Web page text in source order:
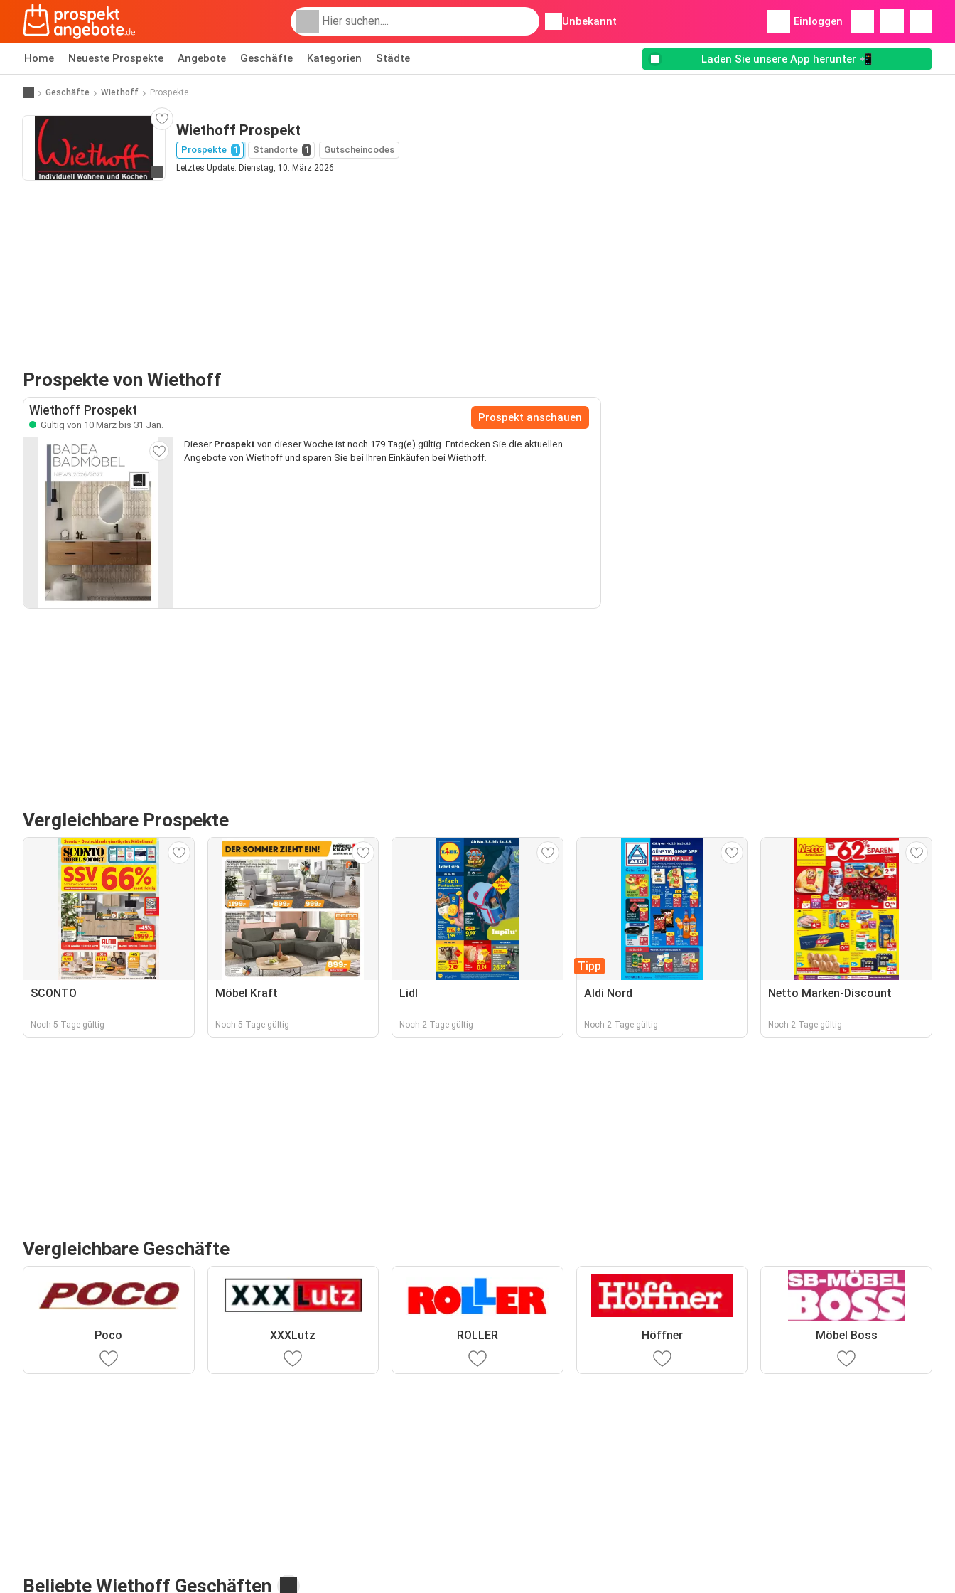
Unbekannt Einloggen
Home Neueste Prospekte Angebote Geschäfte Kategorien Städte Laden Sie unsere App herunter 📲
Geschäfte Wiethoff Prospekte
Zur Website
Wiethoff Prospekt
Prospekte 1 Standorte 1 Gutscheincodes
Letztes Update: Dienstag, 10. März 2026
Prospekte von Wiethoff
Wiethoff Prospekt
Gültig von 10 März bis 31 Jan.
Prospekt anschauen
Dieser Prospekt von dieser Woche ist noch 179 Tag(e) gültig. Entdecken Sie die aktuellen
Angebote von Wiethoff und sparen Sie bei Ihren Einkäufen bei Wiethoff.
Vergleichbare Prospekte
SCONTO
Noch 5 Tage gültig
Möbel Kraft
Noch 5 Tage gültig
Lidl
Noch 2 Tage gültig
Tipp
Aldi Nord
Noch 2 Tage gültig
Netto Marken-Discount
Noch 2 Tage gültig
Vergleichbare Geschäfte
Poco XXXLutz ROLLER Höffner Möbel Boss
Beliebte Wiethoff Geschäften